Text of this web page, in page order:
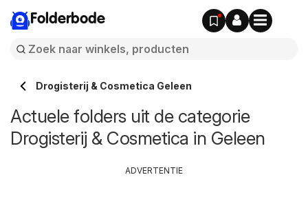
Folderbode
Drogisterij & Cosmetica Geleen
Actuele folders uit de categorie
Drogisterij & Cosmetica in Geleen
ADVERTENTIE